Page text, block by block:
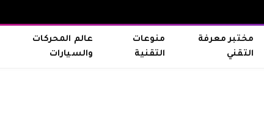
مختبر معرفة
التقني
منوعات
التقنية
عالم المحركات
والسيارات